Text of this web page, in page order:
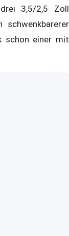
3,5/2,5 Zoll
schon einer mit